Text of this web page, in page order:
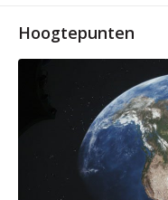
Hoogtepunten